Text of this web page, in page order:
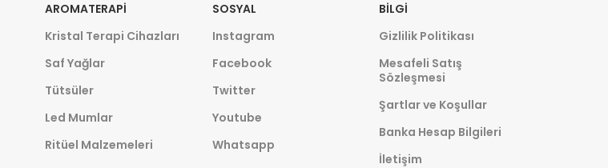
AROMATERAPI
Kristal Terapi Cihazları
Saf Yağlar
Tütsüler
Led Mumlar
Ritüel Malzemeleri
SOSYAL
Instagram
Facebook
Twitter
Youtube
Whatsapp
BILGI
Gizlilik Politikası
Mesafeli Satış
Sözleşmesi
Şartlar ve Koşullar
Banka Hesap Bilgileri
İletişim